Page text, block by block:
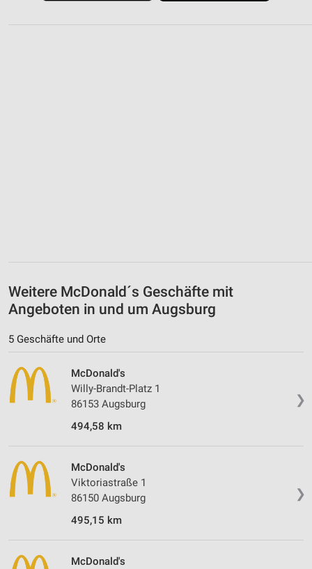
Weitere McDonald´s Geschäfte mit
Angeboten in und um Augsburg
5 Geschäfte und Orte
❯
McDonald's
Willy-Brandt-Platz 1
86153 Augsburg
494,58 km
❯
McDonald's
Viktoriastraße 1
86150 Augsburg
495,15 km
McDonald's